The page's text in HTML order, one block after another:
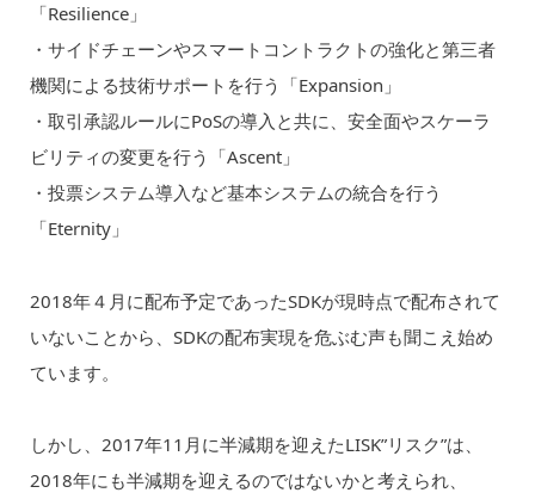
「Resilience」
・サイドチェーンやスマートコントラクトの強化と第三者
機関による技術サポートを行う「Expansion」
・取引承認ルールにPoSの導入と共に、安全面やスケーラ
ビリティの変更を行う「Ascent」
・投票システム導入など基本システムの統合を行う
「Eternity」
2018年４月に配布予定であったSDKが現時点で配布されて
いないことから、SDKの配布実現を危ぶむ声も聞こえ始め
ています。
しかし、2017年11月に半減期を迎えたLISK”リスク”は、
2018年にも半減期を迎えるのではないかと考えられ、